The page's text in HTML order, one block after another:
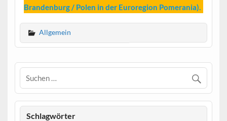
Brandenburg / Polen in der Euroregion Pomerania).
Allgemein
Schlagwörter